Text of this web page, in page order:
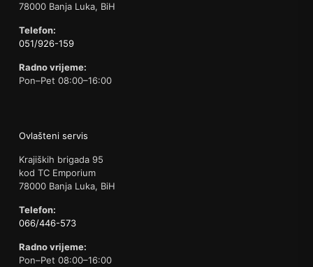
78000 Banja Luka, BiH
Telefon:
051/926-159
Radno vrijeme:
Pon–Pet 08:00–16:00
Ovlašteni servis
Krajiških brigada 95
kod TC Emporium
78000 Banja Luka, BiH
Telefon:
066/446-573
Radno vrijeme:
Pon–Pet 08:00–16:00